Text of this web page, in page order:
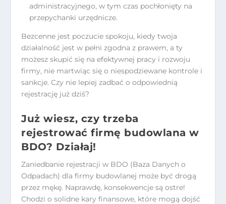
administracyjnego, w tym czas pochłonięty na
przepychanki urzędnicze.
Bezcenne jest poczucie spokoju, kiedy twoja
działalność jest w pełni zgodna z prawem, a ty
możesz skupić się na efektywnej pracy i rozwoju
firmy, nie martwiąc się o niespodziewane kontrole i
sankcje. Czy nie lepiej zadbać o odpowiednią
rejestrację już dziś?
Już wiesz, czy trzeba
rejestrować firmę budowlana w
BDO? Działaj!
Zaniedbanie rejestracji w BDO (Baza Danych o
Odpadach) dla firmy budowlanej może być drogą
przez mękę. Naprawdę, konsekwencje są ostre!
Chodzi o solidne kary finansowe, które mogą dojść